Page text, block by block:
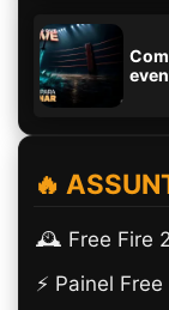
🔥
🕰️ Free Fire
⚡ Painel